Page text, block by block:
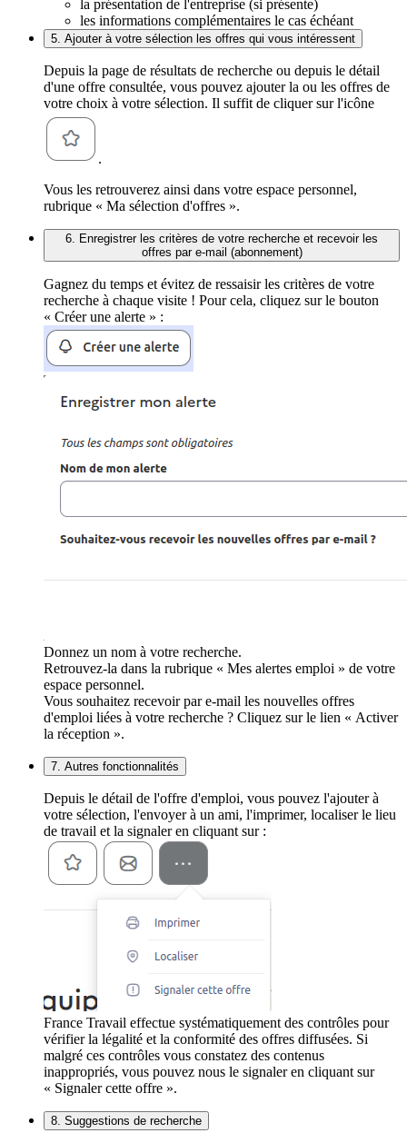
la présentation de l'entreprise (si présente)
les informations complémentaires le cas échéant
5. Ajouter à votre sélection les offres qui vous intéressent
Depuis la page de résultats de recherche ou depuis le détail
d'une offre consultée, vous pouvez ajouter la ou les offres de
votre choix à votre sélection. Il suffit de cliquer sur l'icône
.
Vous les retrouverez ainsi dans votre espace personnel,
rubrique « Ma sélection d'offres ».
6. Enregistrer les critères de votre recherche et recevoir les
offres par e-mail (abonnement)
Gagnez du temps et évitez de ressaisir les critères de votre
recherche à chaque visite ! Pour cela, cliquez sur le bouton
« Créer une alerte » :
Donnez un nom à votre recherche.
Retrouvez-la dans la rubrique « Mes alertes emploi » de votre
espace personnel.
Vous souhaitez recevoir par e-mail les nouvelles offres
d'emploi liées à votre recherche ? Cliquez sur le lien « Activer
la réception ».
7. Autres fonctionnalités
Depuis le détail de l'offre d'emploi, vous pouvez l'ajouter à
votre sélection, l'envoyer à un ami, l'imprimer, localiser le lieu
de travail et la signaler en cliquant sur :
France Travail effectue systématiquement des contrôles pour
vérifier la légalité et la conformité des offres diffusées. Si
malgré ces contrôles vous constatez des contenus
inappropriés, vous pouvez nous le signaler en cliquant sur
« Signaler cette offre ».
8. Suggestions de recherche